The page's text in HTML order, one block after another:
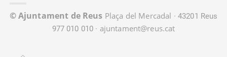
© Ajuntament de Reus Plaça del Mercadal · 43201 Reus
977 010 010 · ajuntament@reus.cat